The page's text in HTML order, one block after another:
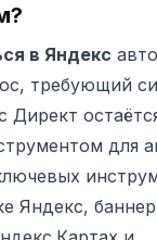
в Яндекс
требующий
Директ
для
Яндекс,